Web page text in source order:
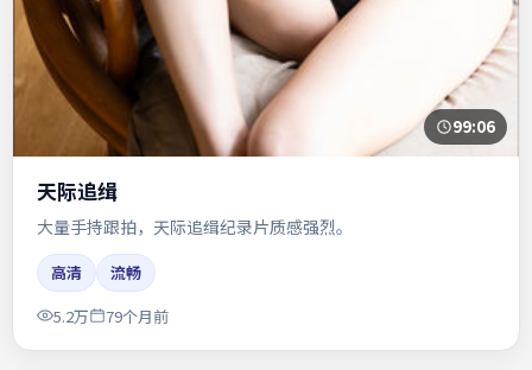
99:06
天际追缉
大量手持跟拍，天际追缉纪录片质感强烈。
高清
流畅
5.2万
79个月前